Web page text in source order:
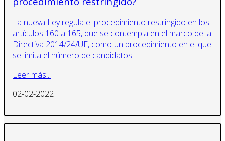
La nueva Ley regula el procedimiento restringido en los
artículos 160 a 165, que se contempla en el marco de la
Directiva 2014/24/UE, como un procedimiento en el que
se limita el número de candidatos…
Leer más...
02-02-2022